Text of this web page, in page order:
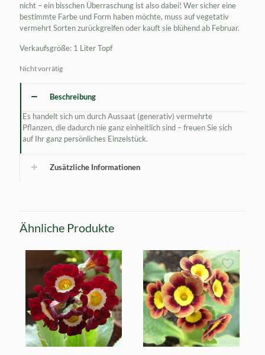
nicht – ein bisschen Überraschung ist also dabei! Wer sicher eine
bestimmte Farbe und Form haben möchte, muss auf vegetativ
vermehrt Sorten zurückgreifen oder kauft sie blühend ab Februar.
Verkaufsgröße: 1 Liter Topf
Nicht vorrätig
Beschreibung
Es handelt sich um durch Aussaat (generativ) vermehrte
Pflanzen, die dadurch nie ganz einheitlich sind – freuen Sie sich
auf Ihr ganz persönliches Einzelstück.
Zusätzliche Informationen
Ähnliche Produkte